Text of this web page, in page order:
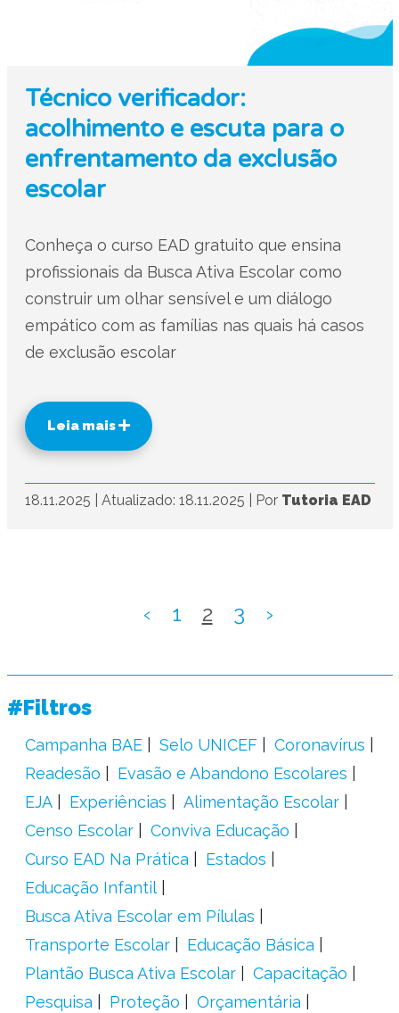
Técnico verificador:
acolhimento e escuta para o
enfrentamento da exclusão
escolar
Conheça o curso EAD gratuito que ensina
profissionais da Busca Ativa Escolar como
construir um olhar sensível e um diálogo
empático com as famílias nas quais há casos
de exclusão escolar
Leia mais
18.11.2025 Atualizado: 18.11.2025 Por Tutoria EAD
‹ 1 2 3 ›
#Filtros
Campanha BAE Selo UNICEF
Coronavírus
Readesão
Evasão e Abandono Escolares
EJA
Experiências
Alimentação Escolar
Censo Escolar
Conviva Educação
Curso EAD Na Prática
Estados
Educação Infantil
Busca Ativa Escolar em Pílulas
Transporte Escolar
Educação Básica
Plantão Busca Ativa Escolar
Capacitação
Pesquisa
Proteção Orçamentária